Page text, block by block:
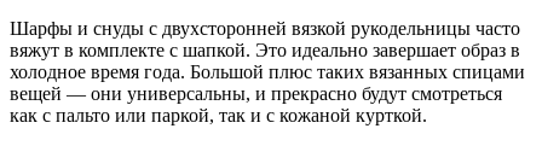
Шарфы и снуды с двухсторонней вязкой рукодельницы часто
вяжут в комплекте с шапкой. Это идеально завершает образ в
холодное время года. Большой плюс таких вязанных спицами
вещей — они универсальны, и прекрасно будут смотреться
как с пальто или паркой, так и с кожаной курткой.